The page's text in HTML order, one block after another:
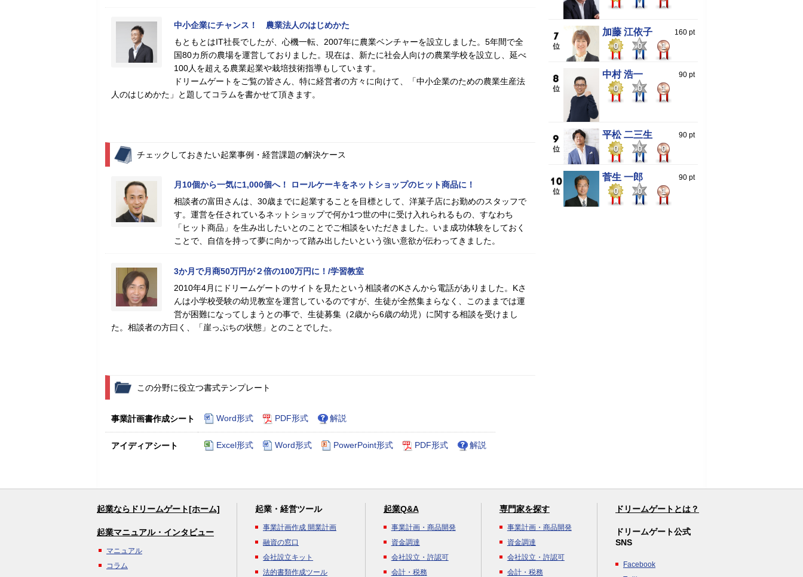
中小企業にチャンス！ 農業法人のはじめかた
もともとはIT社長でしたが、心機一転、2007年に農業ベンチャーを設立しました。5年間で全
国80カ所の農場を運営しておりました。現在は、新たに社会人向けの農業学校を設立し、延べ
100人を超える農業起業や栽培技術指導もしています。
ドリームゲートをご覧の皆さん、特に経営者の方々に向けて、「中小企業のための農業生産法
人のはじめかた」と題してコラムを書かせて頂きます。
チェックしておきたい起業事例・経営課題の解決ケース
月10個から一気に1,000個へ！ ロールケーキをネットショップのヒット商品に！
相談者の富田さんは、30歳までに起業することを目標として、洋菓子店にお勤めのスタッフで
す。運営を任されているネットショップで何か1つ世の中に受け入れられるもの、すなわち
「ヒット商品」を生み出したいとのことでご相談をいただきました。いま成功体験をしておく
ことで、自信を持って夢に向かって踏み出したいという強い意欲が伝わってきました。
3か月で月商50万円が２倍の100万円に！/学習教室
2010年4月にドリームゲートのサイトを見たという相談者のKさんから電話がありました。Kさ
んは小学校受験の幼児教室を運営しているのですが、生徒が全然集まらなく、このままでは運
営が困難になってしまうとの事で、生徒募集（2歳から6歳の幼児）に関する相談を受けまし
た。相談者の方曰く、「崖っぷちの状態」とのことでした。
この分野に役立つ書式テンプレート
事業計画書作成シート Word形式 PDF形式 解説
アイディアシート Excel形式 Word形式 PowerPoint形式 PDF形式 解説
加藤 江依子 160 pt
0 0 1
中村 浩一 90 pt
0 0 1
平松 二三生 90 pt
0 0 0
菅生 一郎 90 pt
0 0 1
起業ならドリームゲート[ホーム]
起業マニュアル・インタビュー
マニュアル
コラム
起業・経営ツール
事業計画作成 開業計画
融資の窓口
会社設立キット
法的書類作成ツール
起業Q&A
事業計画・商品開発
資金調達
会社設立・許認可
会計・税務
専門家を探す
事業計画・商品開発
資金調達
会社設立・許認可
会計・税務
ドリームゲートとは？
ドリームゲート公式
SNS
Facebook